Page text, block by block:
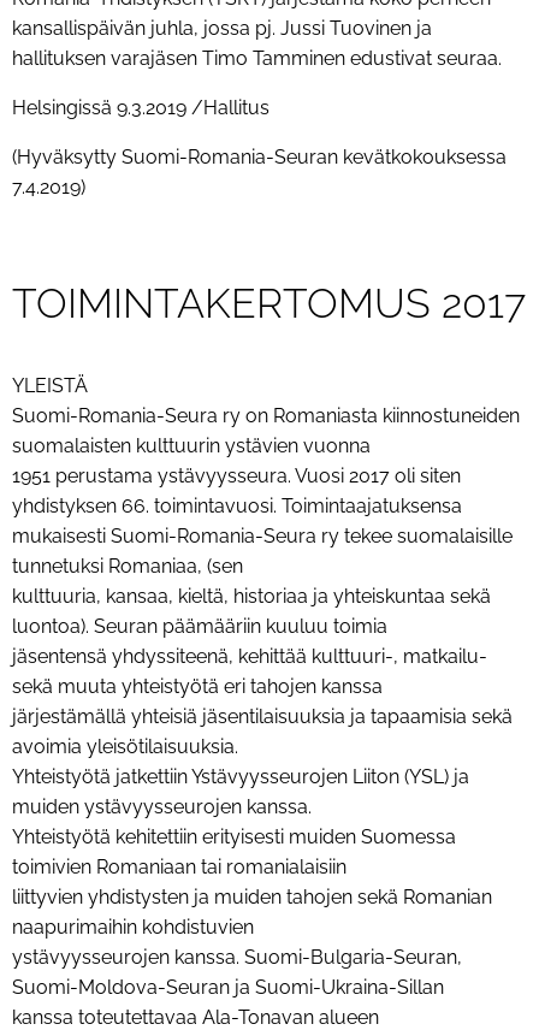
kansallispäivän juhla, jossa pj. Jussi Tuovinen ja
hallituksen varajäsen Timo Tamminen edustivat seuraa.
Helsingissä 9.3.2019 /Hallitus
(Hyväksytty Suomi-Romania-Seuran kevätkokouksessa
7.4.2019)
TOIMINTAKERTOMUS 2017
YLEISTÄ
Suomi-Romania-Seura ry on Romaniasta kiinnostuneiden
suomalaisten kulttuurin ystävien vuonna
1951 perustama ystävyysseura. Vuosi 2017 oli siten
yhdistyksen 66. toimintavuosi. Toimintaajatuksensa
mukaisesti Suomi-Romania-Seura ry tekee suomalaisille
tunnetuksi Romaniaa, (sen
kulttuuria, kansaa, kieltä, historiaa ja yhteiskuntaa sekä
luontoa). Seuran päämääriin kuuluu toimia
jäsentensä yhdyssiteenä, kehittää kulttuuri-, matkailu-
sekä muuta yhteistyötä eri tahojen kanssa
järjestämällä yhteisiä jäsentilaisuuksia ja tapaamisia sekä
avoimia yleisötilaisuuksia.
Yhteistyötä jatkettiin Ystävyysseurojen Liiton (YSL) ja
muiden ystävyysseurojen kanssa.
Yhteistyötä kehitettiin erityisesti muiden Suomessa
toimivien Romaniaan tai romanialaisiin
liittyvien yhdistysten ja muiden tahojen sekä Romanian
naapurimaihin kohdistuvien
ystävyysseurojen kanssa. Suomi-Bulgaria-Seuran,
Suomi-Moldova-Seuran ja Suomi-Ukraina-Sillan
kanssa toteutettavaa Ala-Tonavan alueen